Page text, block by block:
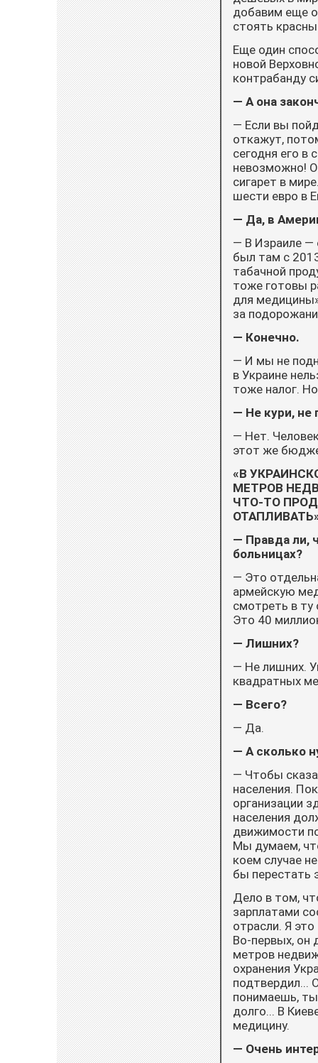
добавим еще
стоять
Еще один
новой
контрабанду
— А она
— Если вы
откажут,
сегодня его в
не­возможно!
сигарет в
шести евро в
— Да, в
— В Израиле —
был там с
табачной
тоже готовы
для
за
— Конечно.
— И мы не
в Украине
тоже налог.
— Не кури, не
— Нет.
этот же
«В
МЕТРОВ
ЧТО-ТО
— Правда ли,
больницах?
— Это
армейскую
смотреть в ту
Это 40
— Лишних?
— Не лишних.
квадратных
— Всего?
— Да.
— А сколько
— Чтобы
населения.
организации
населения
движимости
Мы думаем,
коем случае
бы перестать
Дело в том,
зарплатами
отрасли. Я
Во-первых, он
метров
охранения
подтвердил...
понимаешь,
долго... В
медицину.
— Очень